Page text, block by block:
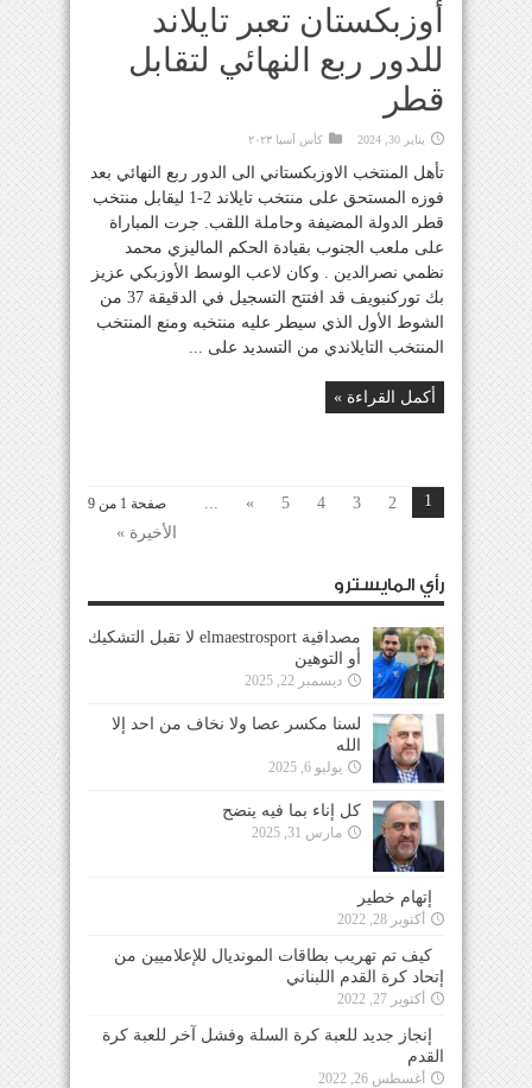
أوزبكستان تعبر تايلاند
للدور ربع النهائي لتقابل
قطر
يناير 30, 2024 كأس آسيا ٢٠٢٣
تأهل المنتخب الاوزبكستاني الى الدور ربع النهائي بعد
فوزه المستحق على منتخب تايلاند 2-1 ليقابل منتخب
قطر الدولة المضيفة وحاملة اللقب. جرت المباراة
على ملعب الجنوب بقيادة الحكم الماليزي محمد
نظمي نصرالدين . وكان لاعب الوسط الأوزبكي عزيز
بك توركنبويف قد افتتح التسجيل في الدقيقة 37 من
الشوط الأول الذي سيطر عليه منتخبه ومنع المنتخب
المنتخب التايلاندي من التسديد على ...
أكمل القراءة »
صفحة 1 من 9 1
2
3
4
5
»
...
الأخيرة »
رأي المايسترو
مصداقية elmaestrosport لا تقبل التشكيك
أو التوهين
ديسمبر 22, 2025
لسنا مكسر عصا ولا نخاف من احد إلا
الله
يوليو 6, 2025
كل إناء بما فيه ينضح
مارس 31, 2025
إتهام خطير
أكتوبر 28, 2022
كيف تم تهريب بطاقات المونديال للإعلاميين من
إتحاد كرة القدم اللبناني
أكتوبر 27, 2022
إنجاز جديد للعبة كرة السلة وفشل آخر للعبة كرة
القدم
أغسطس 26, 2022